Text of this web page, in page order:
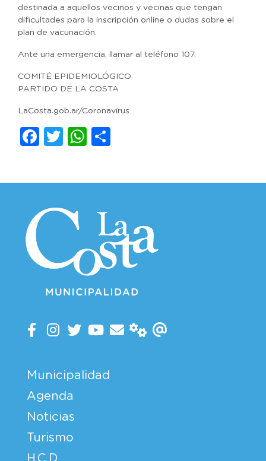
destinada a aquellos vecinos y vecinas que tengan
dificultades para la inscripción online o dudas sobre el
plan de vacunación.
Ante una emergencia, llamar al teléfono 107.
COMITÉ EPIDEMIOLÓGICO
PARTIDO DE LA COSTA
LaCosta.gob.ar/Coronavirus
Facebook
TwitterWhatsApp
Municipalidad
Agenda
Noticias
Turismo
H.C.D